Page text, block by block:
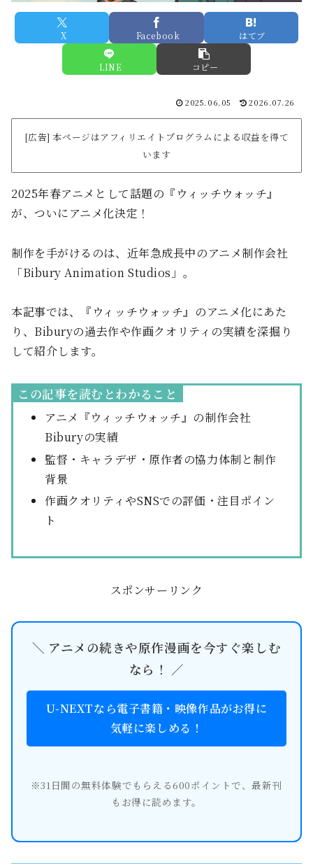
X Facebook はてブ
LINE コピー
2025.06.05 2026.07.26
[広告] 本ページはアフィリエイトプログラムによる収益を得て
います
2025年春アニメとして話題の『ウィッチウォッチ』
が、ついにアニメ化決定！
制作を手がけるのは、近年急成長中のアニメ制作会社
「Bibury Animation Studios」。
本記事では、『ウィッチウォッチ』のアニメ化にあた
り、Biburyの過去作や作画クオリティの実績を深掘り
して紹介します。
この記事を読むとわかること
アニメ『ウィッチウォッチ』の制作会社
Biburyの実績
監督・キャラデザ・原作者の協力体制と制作
背景
作画クオリティやSNSでの評価・注目ポイン
ト
スポンサーリンク
＼ アニメの続きや原作漫画を今すぐ楽しむ
なら！ ／
U-NEXTなら電子書籍・映像作品がお得に
気軽に楽しめる！
※31日間の無料体験でもらえる600ポイントで、最新刊
もお得に読めます。